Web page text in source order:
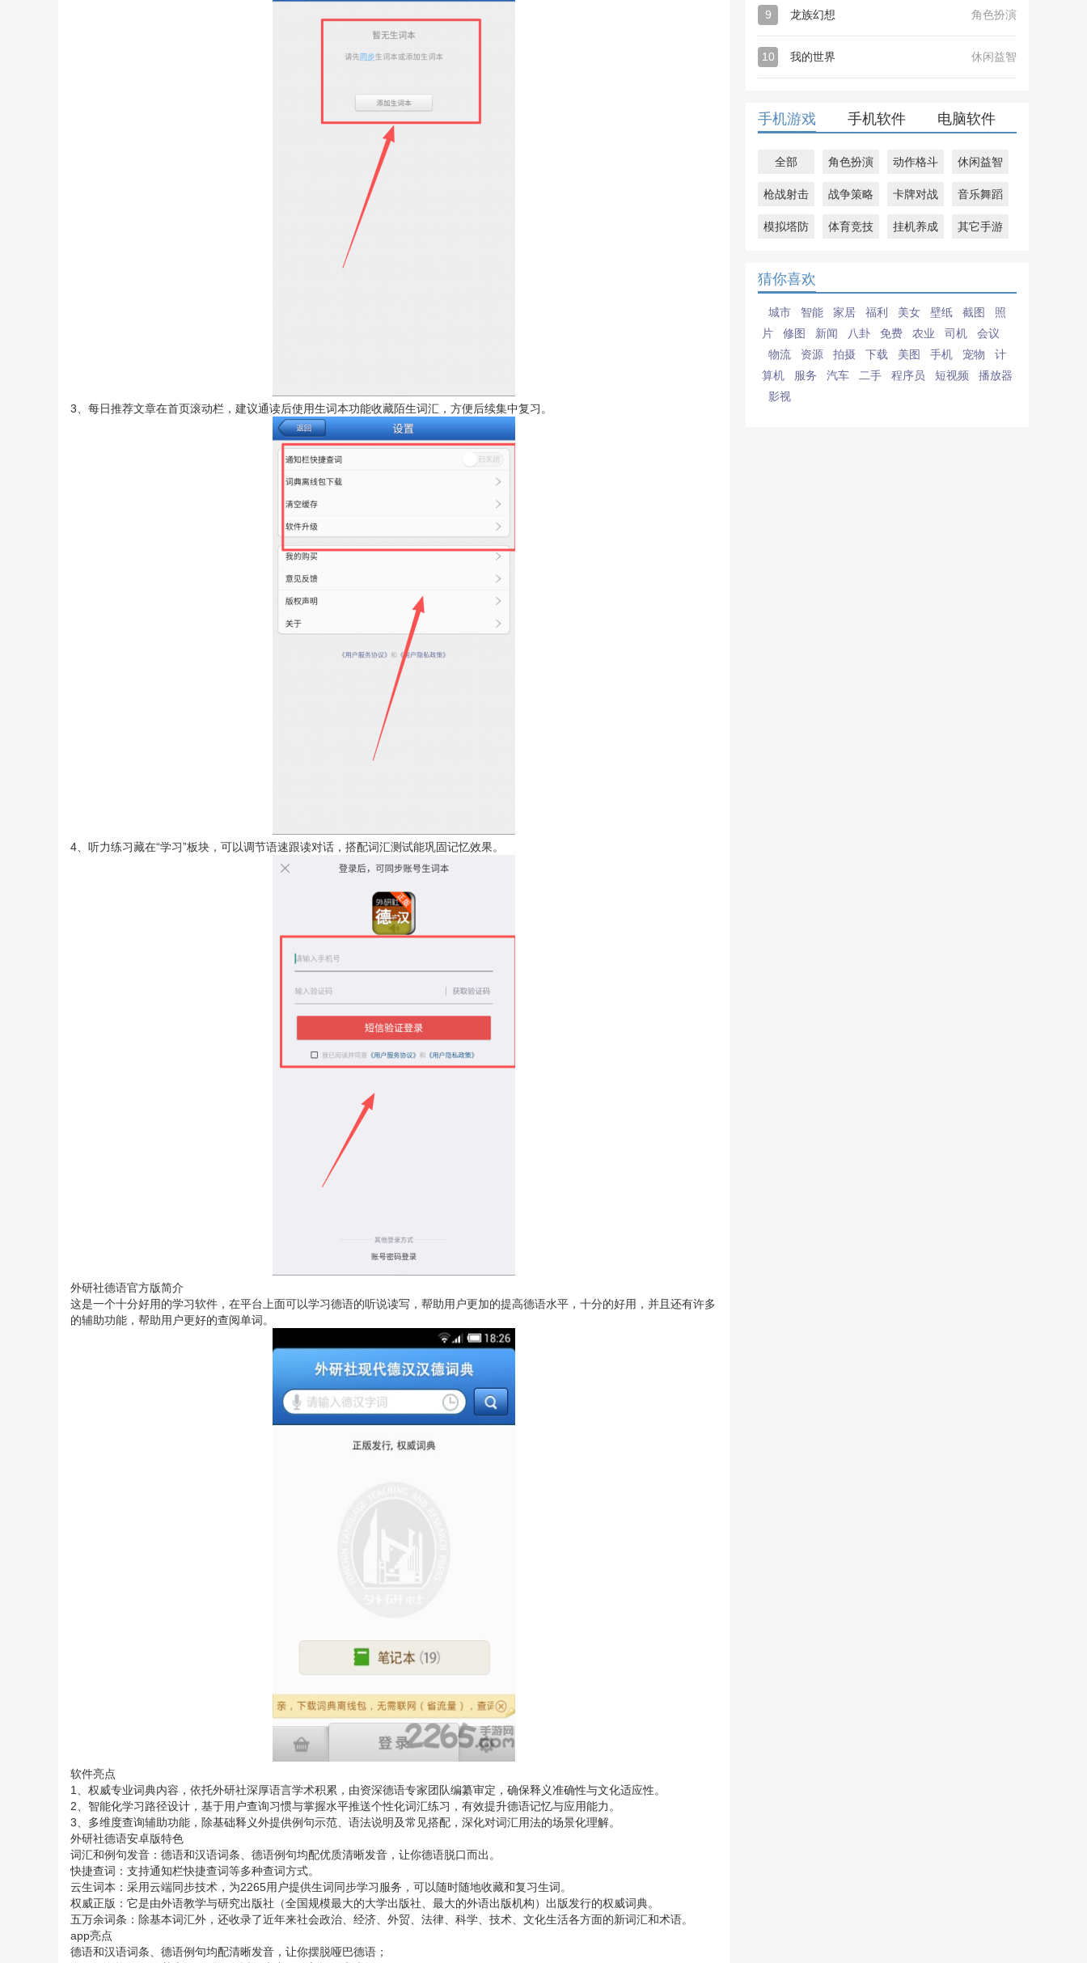
3、每日推荐文章在首页滚动栏，建议通读后使用生词本功能收藏陌生词汇，方便后续集中复习。
4、听力练习藏在“学习”板块，可以调节语速跟读对话，搭配词汇测试能巩固记忆效果。
外研社德语官方版简介
这是一个十分好用的学习软件，在平台上面可以学习德语的听说读写，帮助用户更加的提高德语水平，十分的好用，并且还有许多
的辅助功能，帮助用户更好的查阅单词。
软件亮点
1、权威专业词典内容，依托外研社深厚语言学术积累，由资深德语专家团队编纂审定，确保释义准确性与文化适应性。
2、智能化学习路径设计，基于用户查询习惯与掌握水平推送个性化词汇练习，有效提升德语记忆与应用能力。
3、多维度查询辅助功能，除基础释义外提供例句示范、语法说明及常见搭配，深化对词汇用法的场景化理解。
外研社德语安卓版特色
词汇和例句发音：德语和汉语词条、德语例句均配优质清晰发音，让你德语脱口而出。
快捷查词：支持通知栏快捷查词等多种查词方式。
云生词本：采用云端同步技术，为2265用户提供生词同步学习服务，可以随时随地收藏和复习生词。
权威正版：它是由外语教学与研究出版社（全国规模最大的大学出版社、最大的外语出版机构）出版发行的权威词典。
五万余词条：除基本词汇外，还收录了近年来社会政治、经济、外贸、法律、科学、技术、文化生活各方面的新词汇和术语。
app亮点
德语和汉语词条、德语例句均配清晰发音，让你摆脱哑巴德语；
9 龙族幻想 角色扮演
10 我的世界 休闲益智
手机游戏 手机软件 电脑软件
全部 角色扮演 动作格斗 休闲益智
枪战射击 战争策略 卡牌对战 音乐舞蹈
模拟塔防 体育竞技 挂机养成 其它手游
猜你喜欢
城市 智能 家居 福利 美女 壁纸 截图
照
片
修图 新闻 八卦 免费 农业 司机
会议
物流
资源 拍摄 下载 美图 手机 宠物
计
算机
服务 汽车 二手 程序员 短视频
播放器
影视